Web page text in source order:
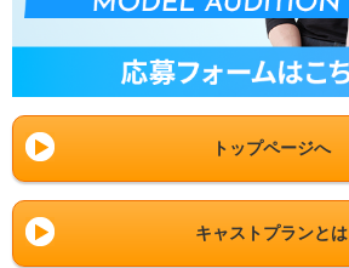
トップページへ
キャストプランとは